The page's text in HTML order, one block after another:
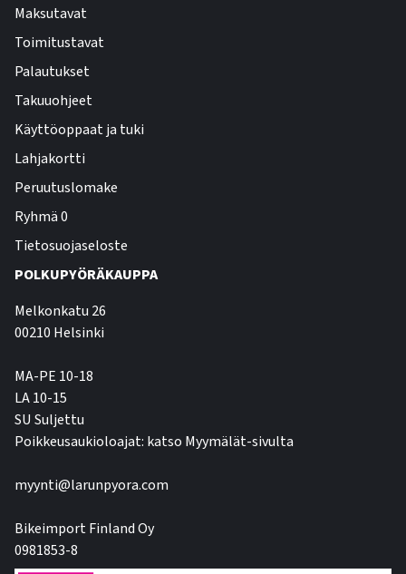
Maksutavat
Toimitustavat
Palautukset
Takuuohjeet
Käyttöoppaat ja tuki
Lahjakortti
Peruutuslomake
Ryhmä 0
Tietosuojaseloste
POLKUPYÖRÄKAUPPA
Melkonkatu 26
00210 Helsinki
MA-PE 10-18
LA 10-15
SU Suljettu
Poikkeusaukioloajat: katso Myymälät-sivulta
myynti@larunpyora.com
Bikeimport Finland Oy
0981853-8